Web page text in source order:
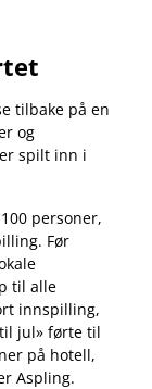
tilbake på en
og
spilt inn i
personer,
Før
til alle
innspilling,
jul» førte til
på hotell,
Aspling.